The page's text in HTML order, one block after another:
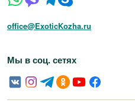
office@ExoticKozha.ru
Мы в соц. сетях